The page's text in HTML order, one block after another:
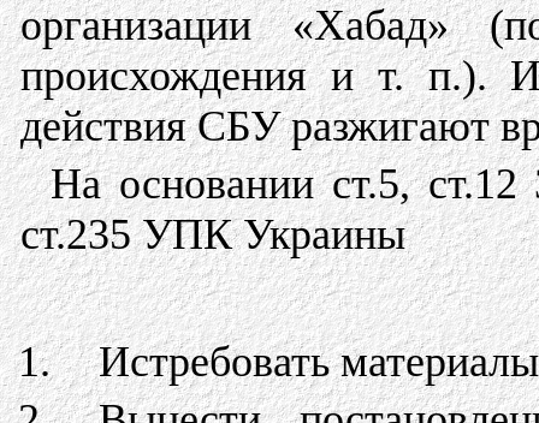
организации «Хабад»
происхождения и т. п.).
действия СБУ разжигают
На основании ст.5,
ст.235 УПК Украины
Истребовать